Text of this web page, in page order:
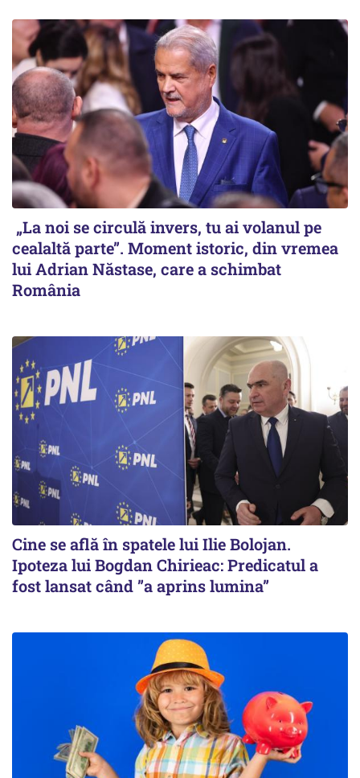
„La noi se circulă invers, tu ai volanul pe
cealaltă parte”. Moment istoric, din vremea
lui Adrian Năstase, care a schimbat
România
Cine se află în spatele lui Ilie Bolojan.
Ipoteza lui Bogdan Chirieac: Predicatul a
fost lansat când ”a aprins lumina”